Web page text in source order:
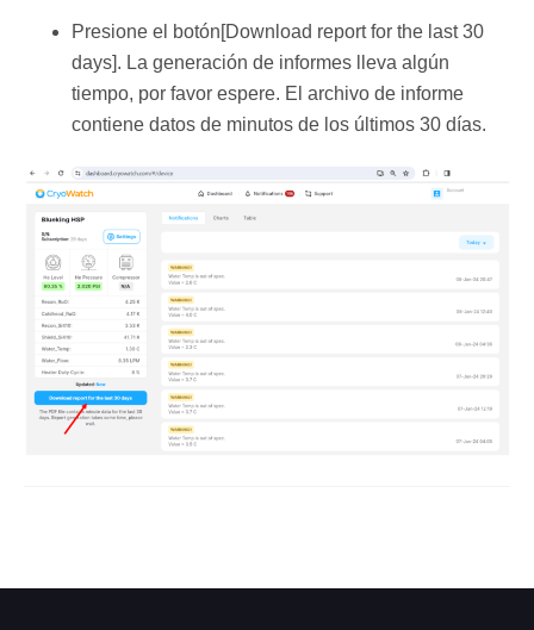
Presione el botón[Download report for the last 30
days]. La generación de informes lleva algún
tiempo, por favor espere. El archivo de informe
contiene datos de minutos de los últimos 30 días.